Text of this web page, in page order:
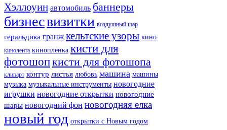
Хэллоуин автомобиль баннеры
бизнесвизитки воздушный шар
геральдика гранж кельтские узоры кино
кинолента кинопленка кисти для
фотошопкисти для фотошопа
клипарт контур листья любовь машина машины
музыка музыкальные инструменты новогодние
игрушки новогодние открытки новогодние
шары новогодний фон новогодняя елка
новый год открытки с Новым годом